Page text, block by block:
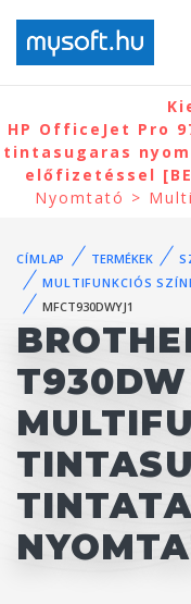
HP OfficeJet Pro
tintasugaras
előfizetéssel
Nyomtató >
CÍMLAP TERMÉKEK
MULTIFUNKCIÓS
MFCT930DWYJ1